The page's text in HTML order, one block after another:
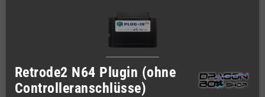
Retrode2 N64 Plugin (ohne
Controlleranschlüsse)